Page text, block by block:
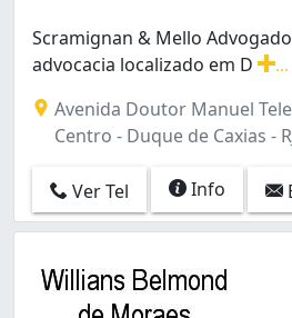
Scramignan & Mello
advocacia localizado em D
Avenida Doutor Manuel
Centro - Duque de Caxias -
Ver Tel Info